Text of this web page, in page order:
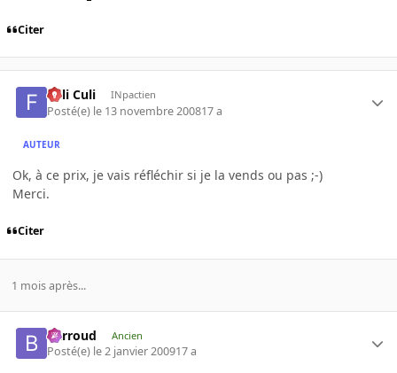
Citer
Fuli Culi INpactien
Posté(e) le 13 novembre 200817 a
AUTEUR
Ok, à ce prix, je vais réfléchir si je la vends ou pas ;-)
Merci.
Citer
1 mois après...
Barroud Ancien
Posté(e) le 2 janvier 200917 a